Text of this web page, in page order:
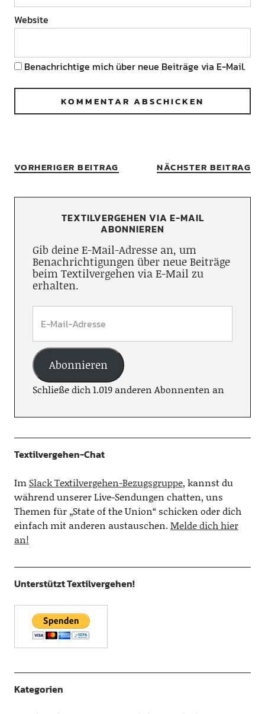
Website
Benachrichtige mich über neue Beiträge via E-Mail.
VORHERIGER BEITRAG NÄCHSTER BEITRAG
TEXTILVERGEHEN VIA E-MAIL
ABONNIEREN
Gib deine E-Mail-Adresse an, um
Benachrichtigungen über neue Beiträge
beim Textilvergehen via E-Mail zu
erhalten.
Abonnieren
Schließe dich 1.019 anderen Abonnenten an
Textilvergehen-Chat
Im Slack Textilvergehen-Bezugsgruppe, kannst du
während unserer Live-Sendungen chatten, uns
Themen für „State of the Union“ schicken oder dich
einfach mit anderen austauschen.Melde dich hier
an!
Unterstützt Textilvergehen!
Kategorien